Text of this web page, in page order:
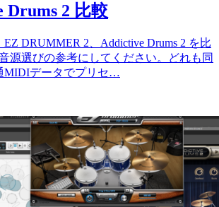
Drums 2 比較
EZ DRUMMER 2、Addictive Drums 2 を比
源選びの参考にしてください。どれも同
MIDIデータでプリセ…